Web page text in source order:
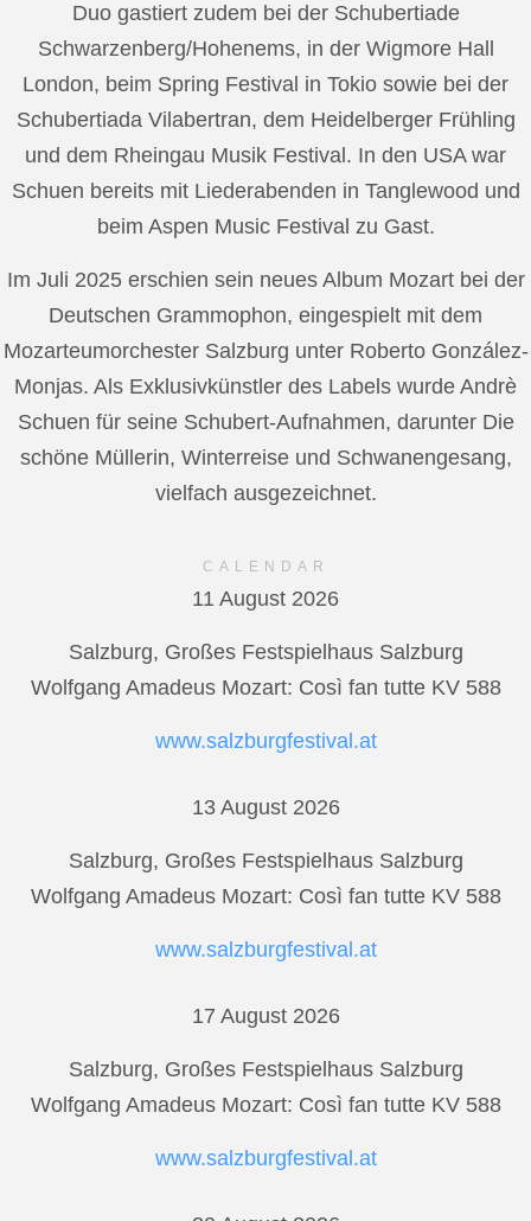
Duo gastiert zudem bei der Schubertiade
Schwarzenberg/Hohenems, in der Wigmore Hall
London, beim Spring Festival in Tokio sowie bei der
Schubertiada Vilabertran, dem Heidelberger Frühling
und dem Rheingau Musik Festival. In den USA war
Schuen bereits mit Liederabenden in Tanglewood und
beim Aspen Music Festival zu Gast.
Im Juli 2025 erschien sein neues Album Mozart bei der
Deutschen Grammophon, eingespielt mit dem
Mozarteumorchester Salzburg unter Roberto González-
Monjas. Als Exklusivkünstler des Labels wurde Andrè
Schuen für seine Schubert-Aufnahmen, darunter Die
schöne Müllerin, Winterreise und Schwanengesang,
vielfach ausgezeichnet.
CALENDAR
11 August 2026
Salzburg, Großes Festspielhaus Salzburg
Wolfgang Amadeus Mozart: Così fan tutte KV 588
www.salzburgfestival.at
13 August 2026
Salzburg, Großes Festspielhaus Salzburg
Wolfgang Amadeus Mozart: Così fan tutte KV 588
www.salzburgfestival.at
17 August 2026
Salzburg, Großes Festspielhaus Salzburg
Wolfgang Amadeus Mozart: Così fan tutte KV 588
www.salzburgfestival.at